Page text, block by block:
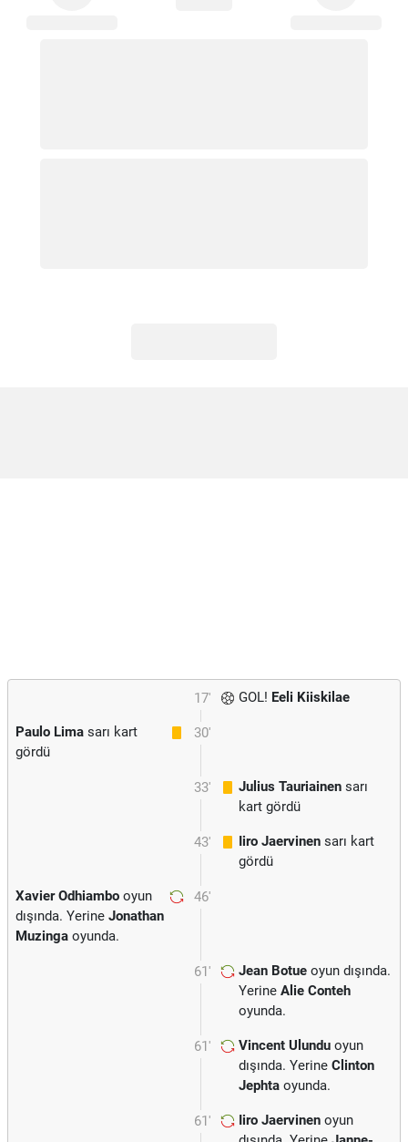
17' GOL! Eeli Kiiskilae
30'
Paulo Lima sarı kart
gördü
33' Julius Tauriainen sarı
kart gördü
43' Iiro Jaervinen sarı kart
gördü
46'
Xavier Odhiambo oyun
dışında. Yerine Jonathan
Muzinga oyunda.
61' Jean Botue oyun dışında.
Yerine Alie Conteh
oyunda.
61' Vincent Ulundu oyun
dışında. Yerine Clinton
Jephta oyunda.
61' Iiro Jaervinen oyun